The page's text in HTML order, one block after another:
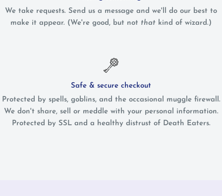
We take requests. Send us a message and we'll do our best to
make it appear. (We're good, but not that kind of wizard.)
Safe & secure checkout
Protected by spells, goblins, and the occasional muggle firewall.
We don't share, sell or meddle with your personal information.
Protected by SSL and a healthy distrust of Death Eaters.